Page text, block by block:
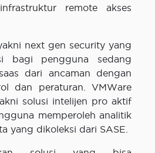
remote akses
next gen security yang
bagi pengguna sedang
dari ancaman dengan
dan peraturan. VMWare
solusi intelijen pro aktif
memperoleh analitik
yang dikoleksi dari SASE.